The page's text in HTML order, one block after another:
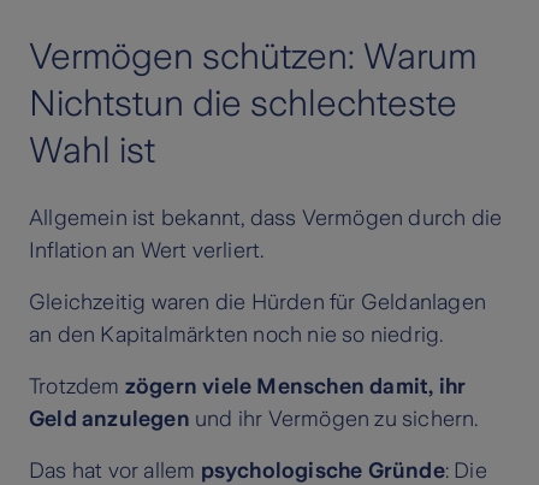
Vermögen schützen: Warum
Nichtstun die schlechteste
Wahl ist
Allgemein ist bekannt, dass Vermögen durch die
Inflation an Wert verliert.
Gleichzeitig waren die Hürden für Geldanlagen
an den Kapitalmärkten noch nie so niedrig.
Trotzdem zögern viele Menschen damit, ihr
Geld anzulegen und ihr Vermögen zu sichern.
Das hat vor allem psychologische Gründe: Die